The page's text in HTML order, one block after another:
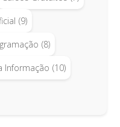
(9)
(8)
Informação (10)